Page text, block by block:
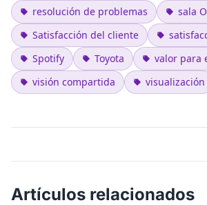
resolución de problemas
sala
Satisfacción del cliente
Spotify
Toyota
valor para
visión compartida
visualización
Artículos relacionados